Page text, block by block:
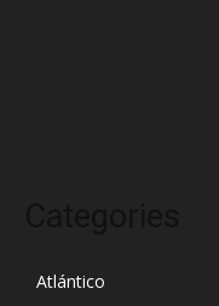
Atlántico